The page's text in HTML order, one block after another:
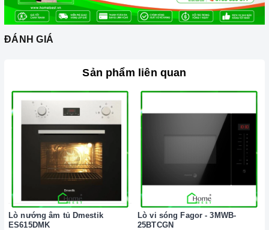
Ảnh minh họa
ĐÁNH GIÁ
Sản phẩm liên quan
Lò nướng âm tủ Dmestik
ES615DMK
Lò vi sóng Fagor - 3MWB-
25BTCGN